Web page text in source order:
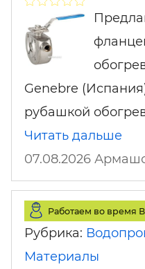
Genebre
рубашкой
Читать дальше
07.08.2026
Работаем во время
Рубрика:
Материалы